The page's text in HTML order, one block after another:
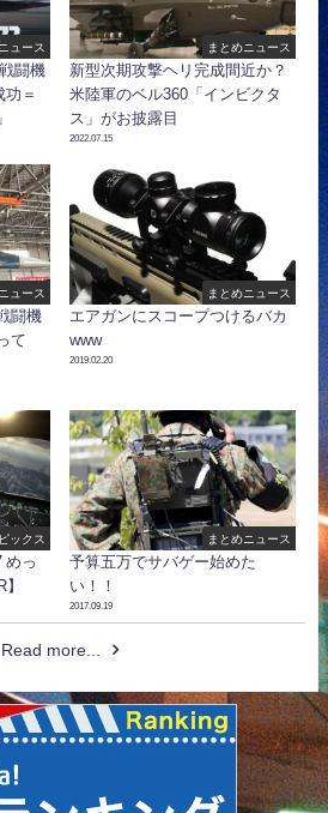
ュース
闘機
功＝
まとめニュース
新型次期攻撃ヘリ完成間近か？
米陸軍のベル360「インビクタ
ス」がお披露目
2022.07.15
ュース
闘機
て
まとめニュース
エアガンにスコープつけるバカ
www
2019.02.20
ックス
めっ
まとめニュース
予算五万でサバゲー始めた
い！！
2017.09.19
Read more...